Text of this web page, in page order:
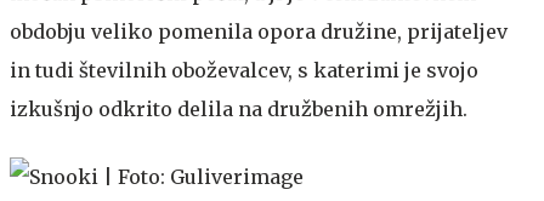
obdobju veliko pomenila opora družine, prijateljev
in tudi številnih oboževalcev, s katerimi je svojo
izkušnjo odkrito delila na družbenih omrežjih.